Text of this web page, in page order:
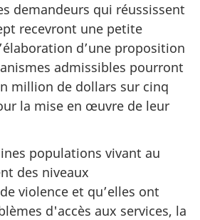
demandeurs qui réussissent
recevront une petite
d’une proposition
admissibles pourront
million de dollars sur cinq
la mise en œuvre de leur
populations vivant au
des niveaux
violence et qu’elles ont
d'accès aux services, la